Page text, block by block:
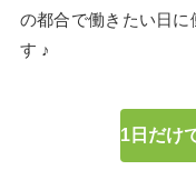
の都合で働きたい日
す ♪
1日だけ